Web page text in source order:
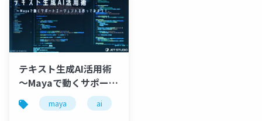
テキスト生成AI活用術
～Mayaで動くサポート
エージェントを作って
みよう！～
maya ai